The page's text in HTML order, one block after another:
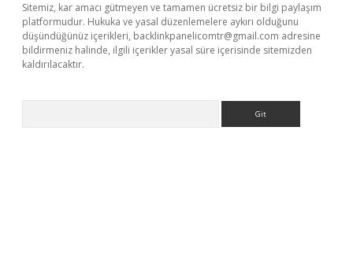
Sitemiz, kar amacı gütmeyen ve tamamen ücretsiz bir bilgi paylaşım
platformudur. Hukuka ve yasal düzenlemelere aykırı olduğunu
düşündüğünüz içerikleri, backlinkpanelicomtr@gmail.com adresine
bildirmeniz halinde, ilgili içerikler yasal süre içerisinde sitemizden
kaldırılacaktır.